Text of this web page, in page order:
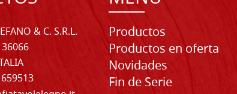
& C. S.R.L.
Productos
Productos en oferta
Novidades
Fin de Serie